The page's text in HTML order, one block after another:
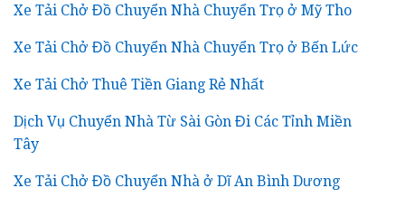
Xe Tải Chở Đồ Chuyển Nhà Chuyển Trọ ở Mỹ Tho
Xe Tải Chở Đồ Chuyển Nhà Chuyển Trọ ở Bến Lức
Xe Tải Chở Thuê Tiền Giang Rẻ Nhất
Dịch Vụ Chuyển Nhà Từ Sài Gòn Đi Các Tỉnh Miền
Tây
Xe Tải Chở Đồ Chuyển Nhà ở Dĩ An Bình Dương